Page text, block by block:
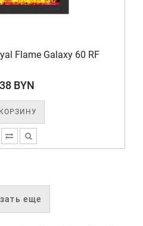
Flame Galaxy 60 RF
BYN
еще